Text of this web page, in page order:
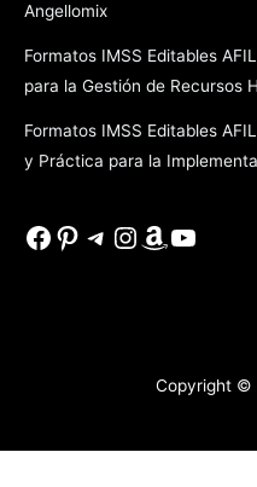
Angellomix
Formatos IMSS Editables
para la Gestión de Recursos
Formatos IMSS Editables
y Práctica para la
Facebook
Pinterest
Telegram
Instagram
Amazon
Copyright ©